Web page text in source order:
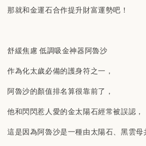
那就和金運石合作提升財富運勢吧！
舒緩焦慮 低調吸金神器阿魯沙
作為化太歲必備的護身符之一，
阿魯沙的顏值排名算很靠前了，
他和閃閃惹人愛的金太陽石經常被誤認，
這是因為阿魯沙是一種由太陽石、黑雲母